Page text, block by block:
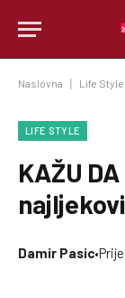
Naslovna Life Style
LIFE STYLE
KAŽU
Damir Pasic•